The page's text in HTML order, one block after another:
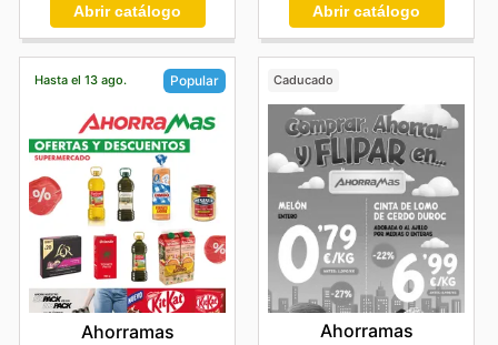
Abrir catálogo Abrir catálogo
Hasta el 13 ago. Popular
Ahorramas
Caducado
Ahorramas